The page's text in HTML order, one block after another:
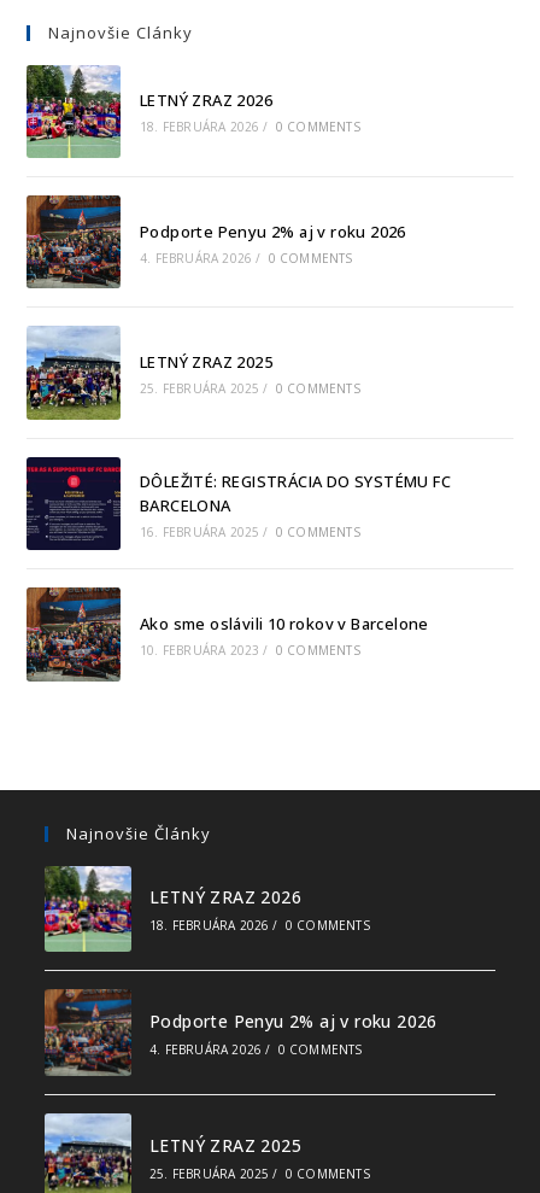
Najnovšie Clánky
LETNÝ ZRAZ 2026
18. FEBRUÁRA 2026 / 0 COMMENTS
Podporte Penyu 2% aj v roku 2026
4. FEBRUÁRA 2026 / 0 COMMENTS
LETNÝ ZRAZ 2025
25. FEBRUÁRA 2025 / 0 COMMENTS
DÔLEŽITÉ: REGISTRÁCIA DO SYSTÉMU FC
BARCELONA
16. FEBRUÁRA 2025 / 0 COMMENTS
Ako sme oslávili 10 rokov v Barcelone
10. FEBRUÁRA 2023 / 0 COMMENTS
Najnovšie Články
LETNÝ ZRAZ 2026
18. FEBRUÁRA 2026 / 0 COMMENTS
Podporte Penyu 2% aj v roku 2026
4. FEBRUÁRA 2026 / 0 COMMENTS
LETNÝ ZRAZ 2025
25. FEBRUÁRA 2025 / 0 COMMENTS